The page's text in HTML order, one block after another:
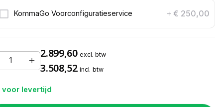
KommaGo Voorconfiguratieservice + € 250,00
2.899,60 excl. btw
3.508,52 incl. btw
voor levertijd